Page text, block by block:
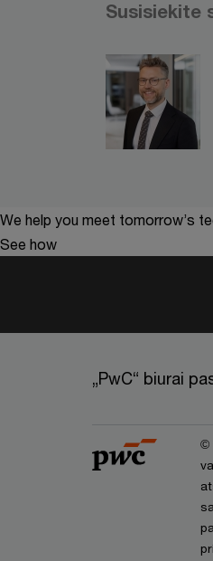
Susisiekite
We help you meet tomorrow’s
See how
„PwC“ biurai
©